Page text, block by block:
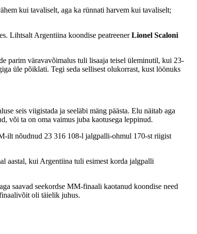
kui tavaliselt, aga ka rünnati harvem kui tavaliselt;
Lihtsalt Argentiina koondise peatreenerLionel Scaloni
parim väravavõimalus tuli lisaaja teisel üleminutil, kui 23-
üle põiklati. Tegi seda sellisest olukorrast, kust löönuks
seis viigistada ja seeläbi mäng päästa. Elu näitab aga
või ta on oma vaimus juba kaotusega leppinud.
ilt nõudnud 23 316 108-l jalgpalli-ohmul 170-st riigist
aastal, kui Argentiina tuli esimest korda jalgpalli
saavad seekordse MM-finaali kaotanud koondise need
oli täielik juhus.